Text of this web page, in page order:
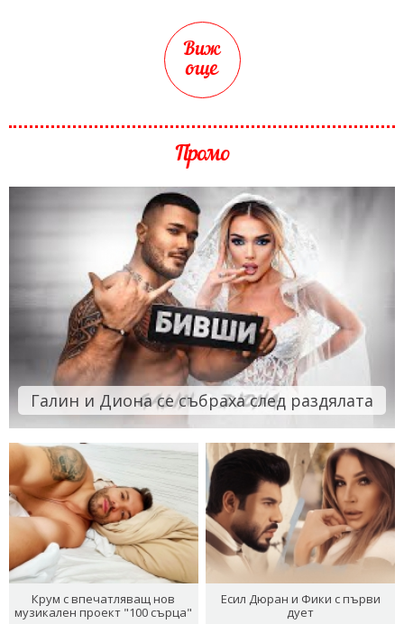
Виж
още
Промо
Галин и Диона се събраха след раздялата
Крум с впечатляващ нов
музикален проект "100 сърца"
Есил Дюран и Фики с първи
дует